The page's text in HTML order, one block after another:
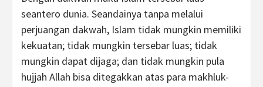
seantero dunia. Seandainya tanpa melalui
perjuangan dakwah, Islam tidak mungkin memiliki
kekuatan; tidak mungkin tersebar luas; tidak
mungkin dapat dijaga; dan tidak mungkin pula
hujjah Allah bisa ditegakkan atas para makhluk-